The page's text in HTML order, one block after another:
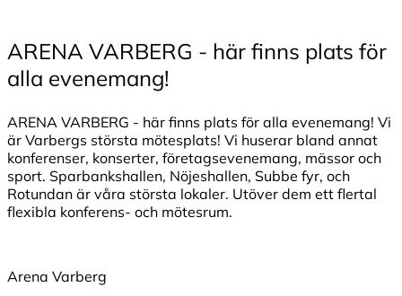
ARENA VARBERG - här finns plats för
alla evenemang!
ARENA VARBERG - här finns plats för alla evenemang! Vi
är Varbergs största mötesplats! Vi huserar bland annat
konferenser, konserter, företagsevenemang, mässor och
sport. Sparbankshallen, Nöjeshallen, Subbe fyr, och
Rotundan är våra största lokaler. Utöver dem ett flertal
flexibla konferens- och mötesrum.
Arena Varberg